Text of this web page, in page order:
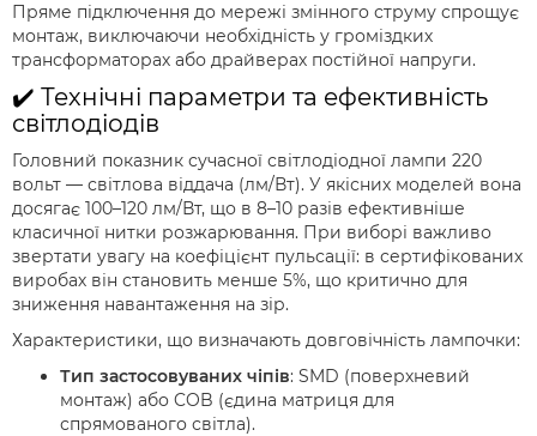
Пряме підключення до мережі змінного струму спрощує
монтаж, виключаючи необхідність у громіздких
трансформаторах або драйверах постійної напруги.
✔️ Технічні параметри та ефективність
світлодіодів
Головний показник сучасної світлодіодної лампи 220
вольт — світлова віддача (лм/Вт). У якісних моделей вона
досягає 100–120 лм/Вт, що в 8–10 разів ефективніше
класичної нитки розжарювання. При виборі важливо
звертати увагу на коефіцієнт пульсації: в сертифікованих
виробах він становить менше 5%, що критично для
зниження навантаження на зір.
Характеристики, що визначають довговічність лампочки:
Тип застосовуваних чіпів: SMD (поверхневий
монтаж) або COB (єдина матриця для
спрямованого світла).